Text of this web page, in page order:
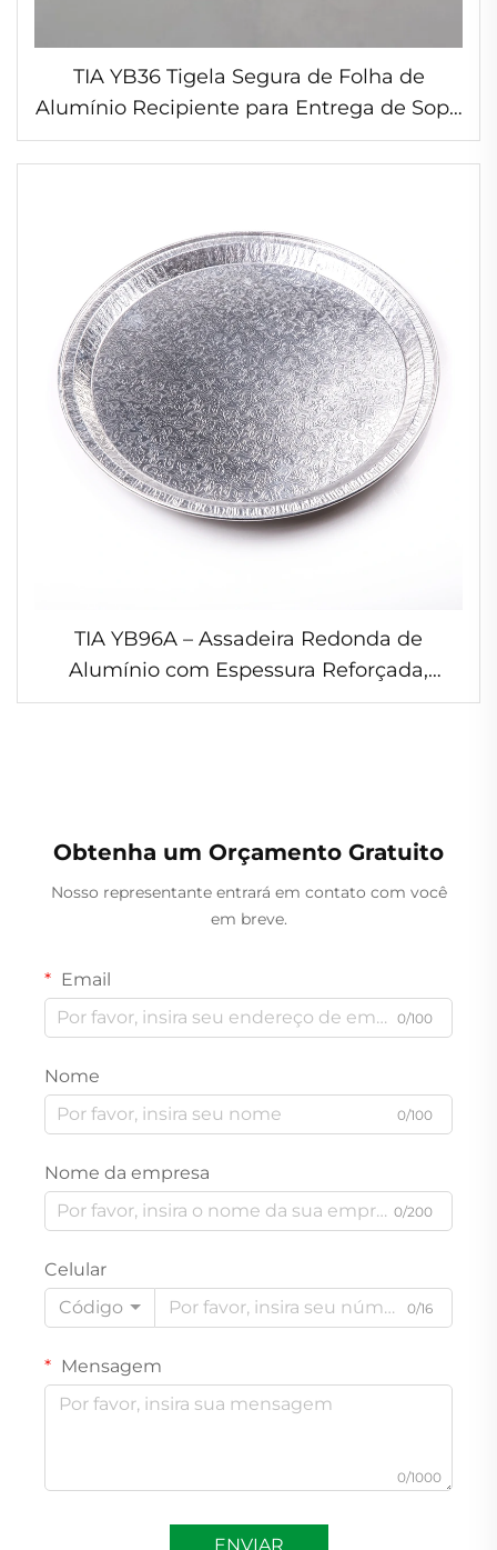
TIA YB36 Tigela Segura de Folha de
Alumínio Recipiente para Entrega de Sopa
Tigela à Prova de Vazamentos para
Comida para Viagem de Restaurante
TIA YB96A – Assadeira Redonda de
Alumínio com Espessura Reforçada,
Diâmetro de 18 polegadas, Recipiente
Obtenha um Orçamento Gratuito
Nosso representante entrará em contato com você
em breve.
Email
0/100
Nome
0/100
Nome da empresa
0/200
Celular
Código
0/16
Mensagem
0/1000
ENVIAR